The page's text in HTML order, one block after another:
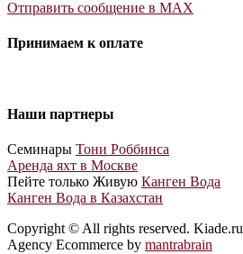
Отправить сообщение в MAX
Принимаем к оплате
Наши партнеры
Cеминары Тони Роббинса
Аренда яхт в Москве
Пейте только Живую Канген Вода
Канген Вода в Казахстан
Copyright © All rights reserved. Kiade.ru
Agency Ecommerce by mantrabrain